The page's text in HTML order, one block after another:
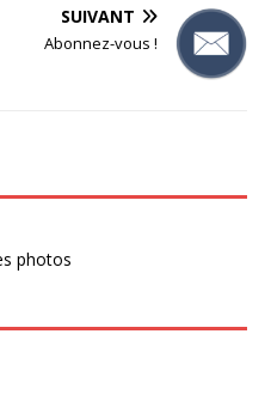
SUIVANT
Abonnez-vous !
photos